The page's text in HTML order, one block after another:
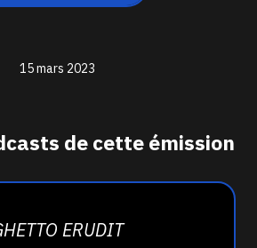
15 mars 2023
de cette émission
ERUDIT